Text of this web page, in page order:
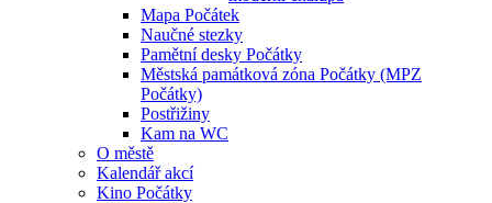
Mapa Počátek
Naučné stezky
Pamětní desky Počátky
Městská památková zóna Počátky (MPZ
Počátky)
Postřižiny
Kam na WC
O městě
Kalendář akcí
Kino Počátky